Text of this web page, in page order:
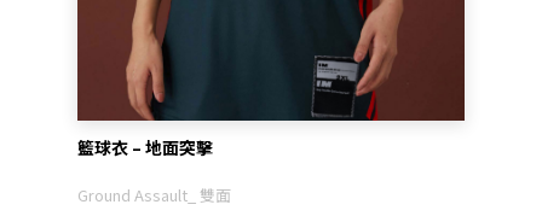
籃球衣 – 地面突擊
Ground Assault_ 雙面